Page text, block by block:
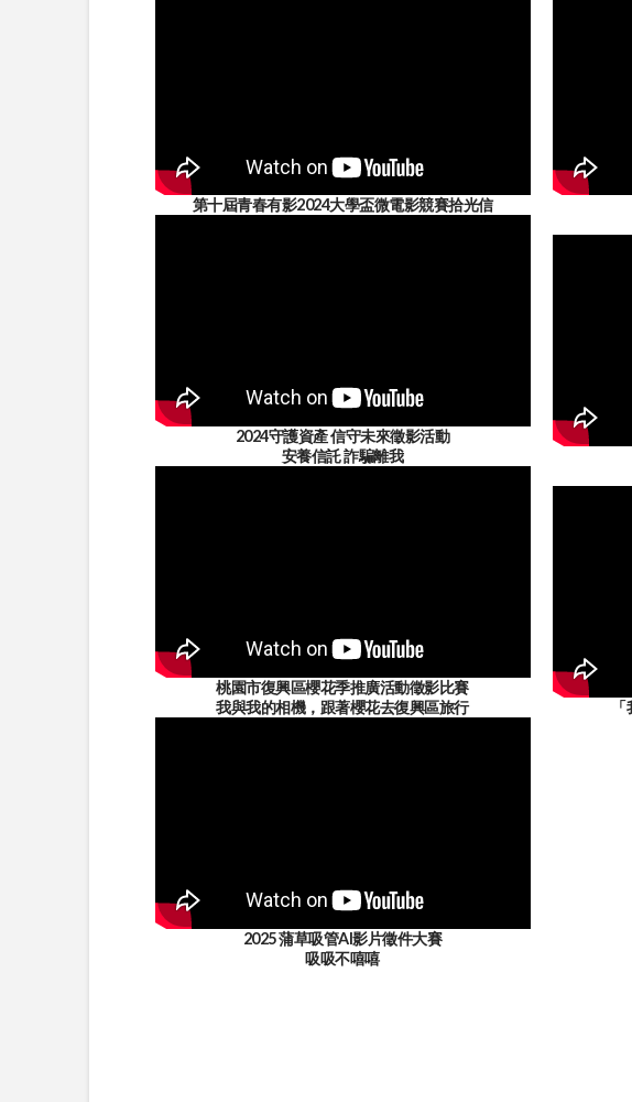
第十屆青春有影2024大學盃微電影競賽拾光信
2024守護資產 信守未來徵影活動
安養信託 詐騙離我
桃園市復興區櫻花季推廣活動徵影比賽
我與我的相機，跟著櫻花去復興區旅行
2025 蒲草吸管AI影片徵件大賽
吸吸不嘻嘻